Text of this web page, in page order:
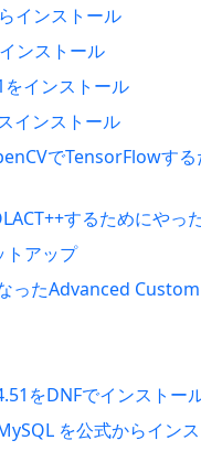
インストール
ンストール
インストール
インストール
でTensorFlowする
するためにやっ
アップ
ったAdvanced
をDNFでインストー
を公式からイン